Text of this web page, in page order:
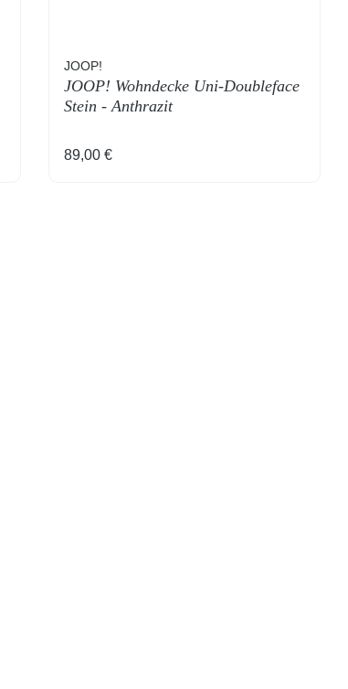
JOOP!
JOOP! Wohndecke Uni-Doubleface
Stein - Anthrazit
Regulärer Preis:
89,00 €